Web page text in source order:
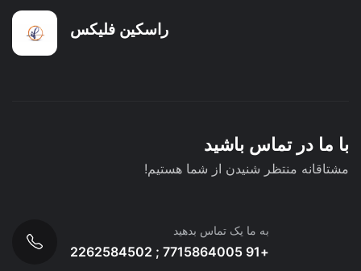
راسکین فلیکس
با ما در تماس باشید
مشتاقانه منتظر شنیدن از شما هستیم!
به ما یک تماس بدهید
+91 7715864005 ; 2262584502